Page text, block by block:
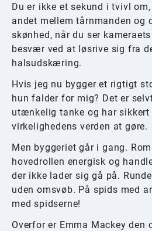
Du er ikke et sekund i tvivl
andet mellem tårnmanden og
skønhed, når du ser
besvær ved at løsrive sig fra
halsudskæring.
Hvis jeg nu bygger et rigtigt
hun falder for mig? Det er
utænkelig tanke og har sikkert
virkelighedens verden at gøre.
Men byggeriet går i gang.
hovedrollen energisk og
der ikke lader sig gå på.
uden omsvøb. På spids med
med spidserne!
Overfor er Emma Mackey den